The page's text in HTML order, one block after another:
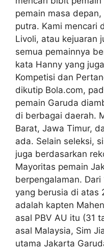
pemain masa
putra. Kami mencari
Livoli, atau kejuaran
semua pemainnya
kata Hanny yang
Kompetisi dan
dikutip Bola.com,
pemain Garuda
di berbagai daerah.
Barat, Jawa Timur,
ada. Selain seleksi,
juga berdasarkan
Mayoritas pemain
berpengalaman.
yang berusia di atas
adalah kapten
asal PBV AU itu (31
asal Malaysia, Sim
utama Jakarta